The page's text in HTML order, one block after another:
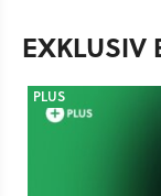
unterscheiden:
macht sich Emily
aber nicht, dafür
EXKLUSIV
PLUS